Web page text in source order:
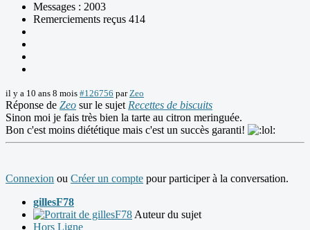
Messages : 2003
Remerciements reçus 414
il y a 10 ans 8 mois #126756 parZeo
Réponse de Zeo sur le sujet Recettes de biscuits
Sinon moi je fais très bien la tarte au citron meringuée.
Bon c'est moins diététique mais c'est un succès garanti!
Connexion ou Créer un compte pour participer à la conversation.
gillesF78
Auteur du sujet
Hors Ligne